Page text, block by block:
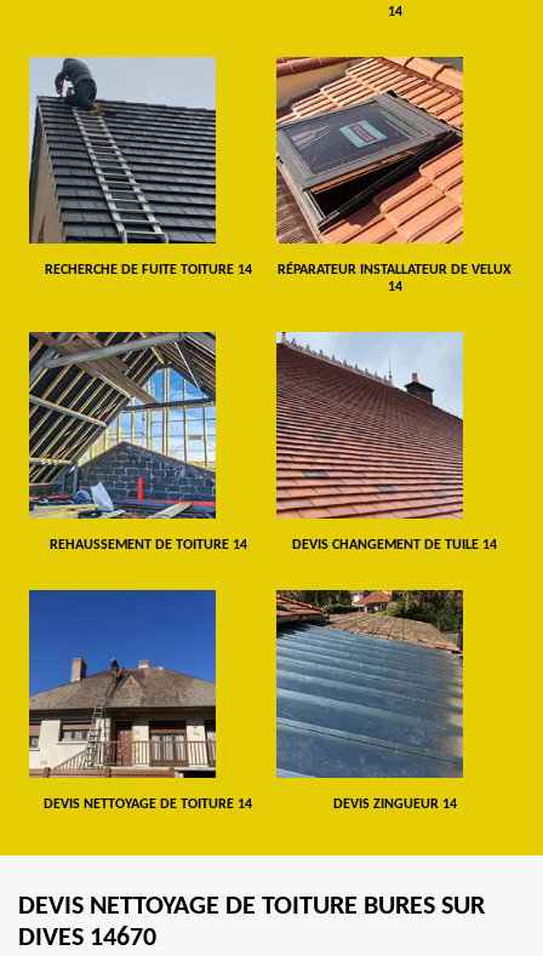
14
RECHERCHE DE FUITE TOITURE 14
RÉPARATEUR INSTALLATEUR DE VELUX
14
REHAUSSEMENT DE TOITURE 14 DEVIS CHANGEMENT DE TUILE 14
DEVIS NETTOYAGE DE TOITURE 14 DEVIS ZINGUEUR 14
DEVIS NETTOYAGE DE TOITURE BURES SUR
DIVES 14670